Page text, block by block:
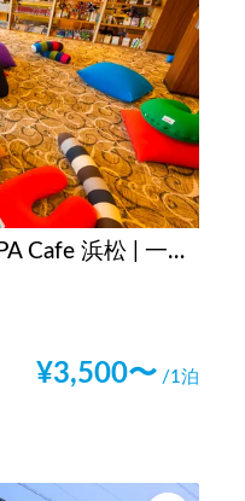
【朝風呂無料!!】RAKU SPA Cafe 浜松 | 一日中くつろげる/カフェ/コミック・雑誌読み放題/コワーキングスペース/浜松最大級タワーサウナ
¥3,500〜 /1泊